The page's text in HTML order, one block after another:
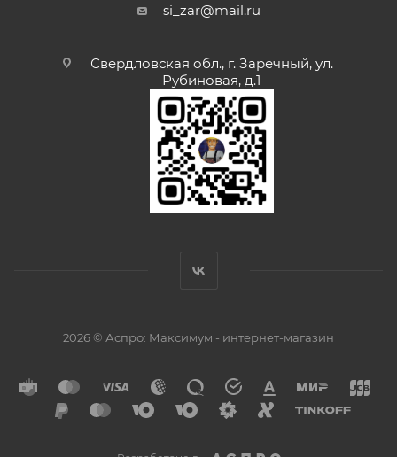
si_zar@mail.ru
Свердловская обл., г. Заречный, ул.
Рубиновая, д.1
2026 © Аспро: Максимум - интернет-магазин